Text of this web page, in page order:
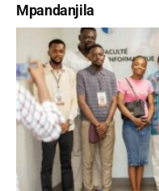
Mpandanjila